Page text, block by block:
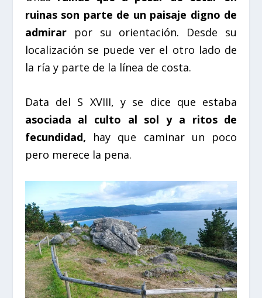
ruinas son parte de un paisaje digno de
admirarpor su orientación. Desde su
localización se puede ver el otro lado de
la ría y parte de la línea de costa.
Data del S XVIII, y se dice que estaba
asociada al culto al sol y a ritos de
fecundidad, hay que caminar un poco
pero merece la pena.